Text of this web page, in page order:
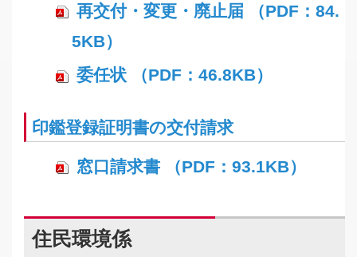
再交付・変更・廃止届 （PDF：84.
5KB）
委任状 （PDF：46.8KB）
印鑑登録証明書の交付請求
窓口請求書 （PDF：93.1KB）
住民環境係